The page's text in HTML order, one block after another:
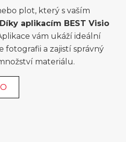
plot, který s vaším
Díky aplikacím BEST Visio
vám ukáží ideální
fotografii a zajistí správný
materiálu.